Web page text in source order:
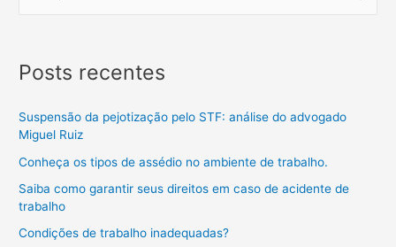
Posts recentes
Suspensão da pejotização pelo STF: análise do advogado
Miguel Ruiz
Conheça os tipos de assédio no ambiente de trabalho.
Saiba como garantir seus direitos em caso de acidente de
trabalho
Condições de trabalho inadequadas?